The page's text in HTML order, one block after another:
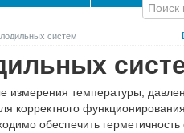
систем
измерения температуры,
корректного
обеспечить